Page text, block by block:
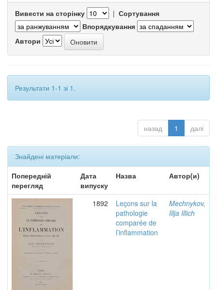
Вивести на сторінку | Сортування
Впорядкування
Автори
Результати 1-1 зі 1.
назад 1 далі
Знайдені матеріали:
Попередній
перегляд
Дата
випуску
Назва Автор(и)
1892
Leçons sur la
pathologie
comparée de
l’inflammation
Mechnykov,
Illja Illich